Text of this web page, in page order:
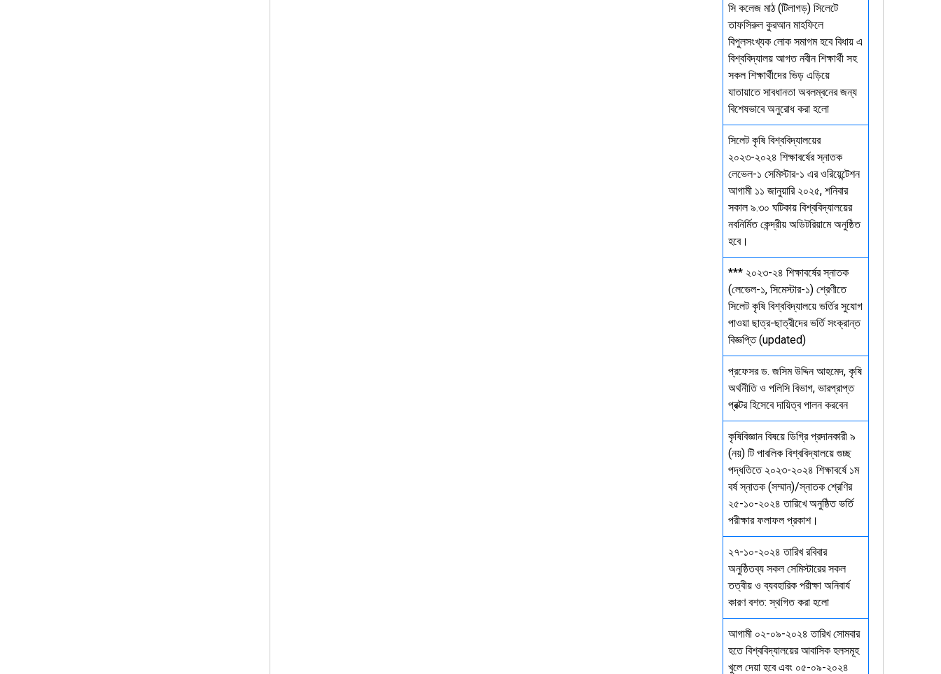
সি কলেজ মাঠ (টিলাগড়) সিলেটে
তাফসিরুল কুরআন মাহফিলে
বিপুলসংখ্যক লোক সমাগম হবে বিধায় এ
বিশ্ববিদ্যালয় আগত নবীন শিক্ষার্থী সহ
সকল শিক্ষার্থীদের ভিড় এড়িয়ে
যাতায়াতে সাবধানতা অবলম্বনের জন্য
বিশেষভাবে অনুরোধ করা হলো
সিলেট কৃষি বিশ্ববিদ্যালয়ের
২০২৩-২০২৪ শিক্ষাবর্ষের স্নাতক
লেভেল-১ সেমিস্টার-১ এর ওরিয়েন্টেশন
আগামী ১১ জানুয়ারি ২০২৫, শনিবার
সকাল ৯.৩০ ঘটিকায় বিশ্ববিদ্যালয়ের
নবনির্মিত কেন্দ্রীয় অডিটরিয়ামে অনুষ্ঠিত
হবে।
*** ২০২৩-২৪ শিক্ষাবর্ষের স্নাতক
(লেভেল-১, সিমেস্টার-১) শ্রেণীতে
সিলেট কৃষি বিশ্ববিদ্যালয়ে ভর্তির সুযোগ
পাওয়া ছাত্র-ছাত্রীদের ভর্তি সংক্রান্ত
বিজ্ঞপ্তি (updated)
প্রফেসর ড. জসিম উদ্দিন আহমেদ, কৃষি
অর্থনীতি ও পলিসি বিভাগ, ভারপ্রাপ্ত
প্রক্টর হিসেবে দায়িত্ব পালন করবেন
কৃষিবিজ্ঞান বিষয়ে ডিগ্রি প্রদানকারী ৯
(নয়) টি পাবলিক বিশ্ববিদ্যালয়ে গুচ্ছ
পদ্ধতিতে ২০২৩-২০২৪ শিক্ষাবর্ষে ১ম
বর্ষ স্নাতক (সম্মান)/স্নাতক শ্রেণির
২৫-১০-২০২৪ তারিখে অনুষ্ঠিত ভর্তি
পরীক্ষার ফলাফল প্রকাশ।
২৭-১০-২০২৪ তারিখ রবিবার
অনুষ্ঠিতব্য সকল সেমিস্টারের সকল
তত্বীয় ও ব্যবহারিক পরীক্ষা অনিবার্য
কারণ বশত: স্থগিত করা হলো
আগামী ০২-০৯-২০২৪ তারিখ সোমবার
হতে বিশ্ববিদ্যালয়ের আবাসিক হলসমূহ
খুলে দেয়া হবে এবং ০৫-০৯-২০২৪